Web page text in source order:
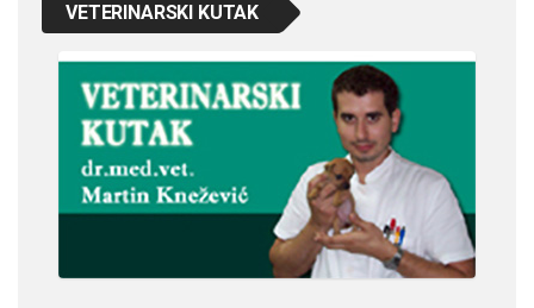
VETERINARSKI KUTAK